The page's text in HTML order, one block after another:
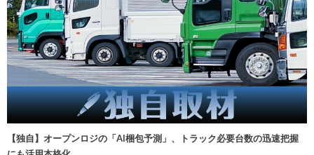
【独自】オープンロジの「AI梱包予測」、トラック必要台数の迅速把握